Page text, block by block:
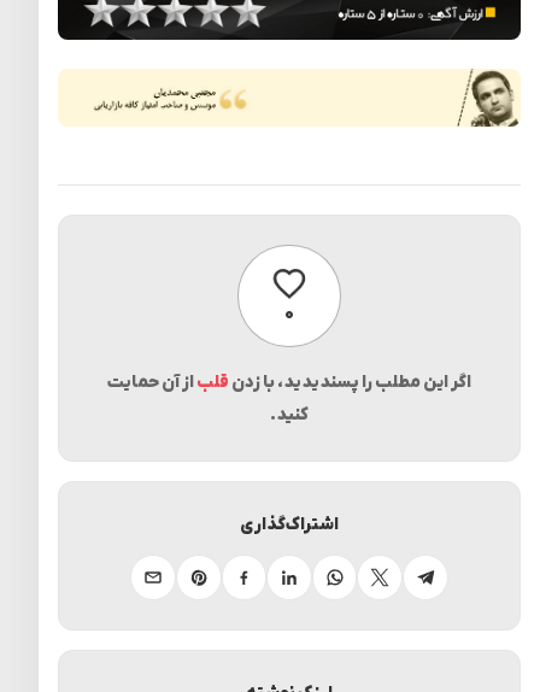
۰پسندیدن
اگر این مطلب را پسندیدید، با زدن قلباز آن حمایت
کنید.
اشتراک‌گذاری
تلگرام ایکسواتساپلینکدینفیسبوکپینترستایمیل